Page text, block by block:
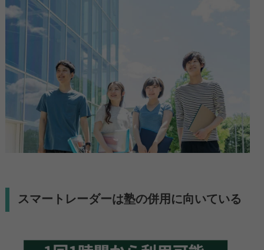
スマートレーダーは塾の併用に向いている